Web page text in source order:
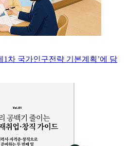
1차 국가인구전략 기본계획’에 담